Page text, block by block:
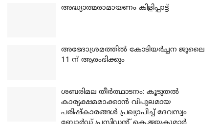
അദ്ധ്യാത്മരാമായണം കിളിപ്പാട്ട്
അഭേദാശ്രമത്തില്‍ കോടിയര്‍ച്ചന ജൂലൈ
11 ന് ആരംഭിക്കും
ശബരിമല തീര്‍ത്ഥാടനം: കൂടുതല്‍
കാര്യക്ഷമമാക്കാന്‍ വിപുലമായ
പരിഷ്‌കാരങ്ങള്‍ പ്രഖ്യാപിച്ച് ദേവസ്വം